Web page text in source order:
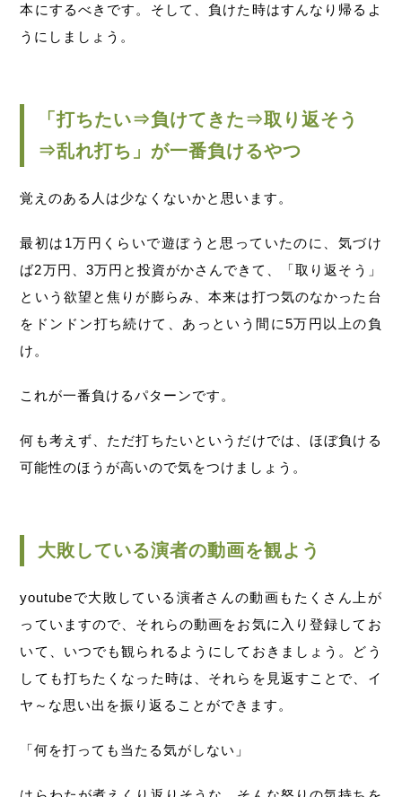
本にするべきです。そして、負けた時はすんなり帰るよ
うにしましょう。
「打ちたい⇒負けてきた⇒取り返そう
⇒乱れ打ち」が一番負けるやつ
覚えのある人は少なくないかと思います。
最初は1万円くらいで遊ぼうと思っていたのに、気づけ
ば2万円、3万円と投資がかさんできて、「取り返そう」
という欲望と焦りが膨らみ、本来は打つ気のなかった台
をドンドン打ち続けて、あっという間に5万円以上の負
け。
これが一番負けるパターンです。
何も考えず、ただ打ちたいというだけでは、ほぼ負ける
可能性のほうが高いので気をつけましょう。
大敗している演者の動画を観よう
youtubeで大敗している演者さんの動画もたくさん上が
っていますので、それらの動画をお気に入り登録してお
いて、いつでも観られるようにしておきましょう。どう
しても打ちたくなった時は、それらを見返すことで、イ
ヤ～な思い出を振り返ることができます。
「何を打っても当たる気がしない」